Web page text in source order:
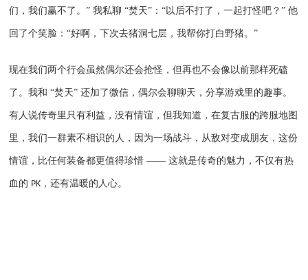
们，我们赢不了。” 我私聊 “焚天”：“以后不打了，一起打怪吧？” 他
回了个笑脸：“好啊，下次去猪洞七层，我帮你打白野猪。”
现在我们两个行会虽然偶尔还会抢怪，但再也不会像以前那样死磕
了。我和 “焚天” 还加了微信，偶尔会聊聊天，分享游戏里的趣事。
有人说传奇里只有利益，没有情谊，但我知道，在复古服的跨服地图
里，我们一群素不相识的人，因为一场战斗，从敌对变成朋友，这份
情谊，比任何装备都更值得珍惜 —— 这就是传奇的魅力，不仅有热
血的 PK ，还有温暖的人心。